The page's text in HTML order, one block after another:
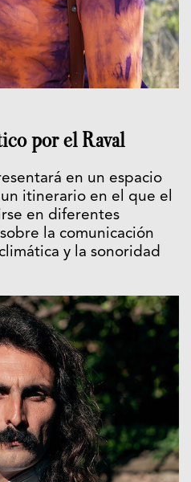
por el Raval
en un espacio
itinerario en el que el
en diferentes
la comunicación
y la sonoridad